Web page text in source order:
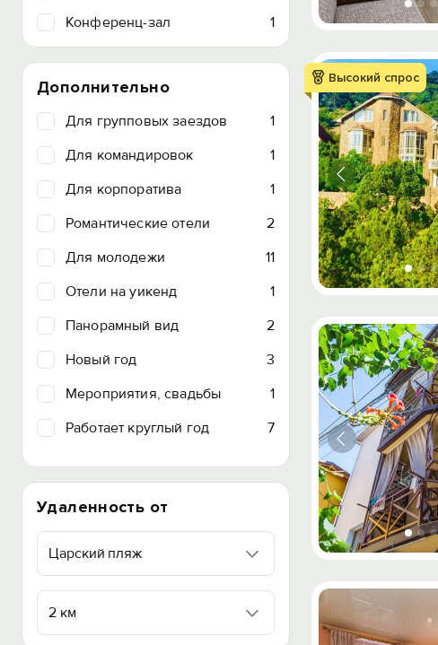
Конференц-зал
1
Дополнительно
Для групповых заездов
1
Для командировок
1
Для корпоратива
1
Романтические отели
2
Для молодежи
11
Отели на уикенд
1
Панорамный вид
2
Новый год
3
Мероприятия, свадьбы
1
Работает круглый год
7
Удаленность от
Царский пляж
2 км
Высокий спрос